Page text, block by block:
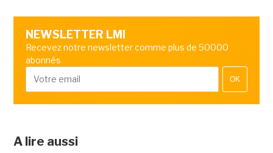
NEWSLETTER LMI
Recevez notre newsletter comme plus de 50000
abonnés
OK
A lire aussi